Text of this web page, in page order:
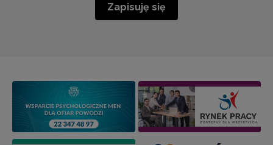
Zapisuję się